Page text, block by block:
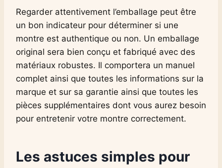
Regarder attentivement l’emballage peut être
un bon indicateur pour déterminer si une
montre est authentique ou non. Un emballage
original sera bien conçu et fabriqué avec des
matériaux robustes. Il comportera un manuel
complet ainsi que toutes les informations sur la
marque et sur sa garantie ainsi que toutes les
pièces supplémentaires dont vous aurez besoin
pour entretenir votre montre correctement.
Les astuces simples pour